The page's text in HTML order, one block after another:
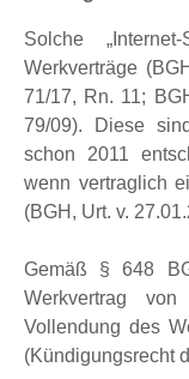
Solche
Werkverträge
71/17, Rn. 11;
79/09). Diese
schon 2011
wenn vertraglich
(BGH, Urt. v.
Gemäß § 648
Werkvertrag
Vollendung des
(Kündigungsrecht